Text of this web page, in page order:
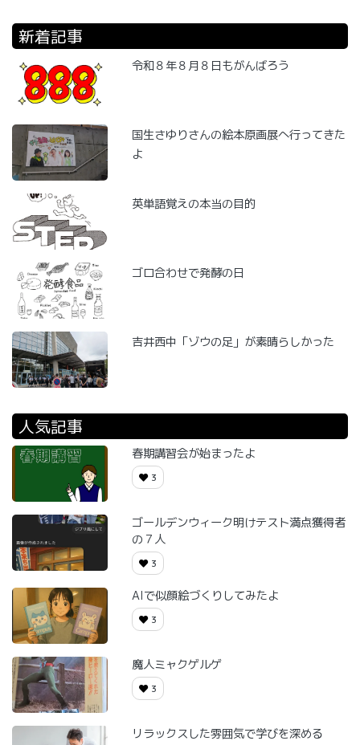
新着記事
令和８年８月８日もがんばろう
国生さゆりさんの絵本原画展へ行ってきた
よ
英単語覚えの本当の目的
ゴロ合わせで発酵の日
吉井西中「ゾウの足」が素晴らしかった
人気記事
春期講習会が始まったよ
3
ゴールデンウィーク明けテスト満点獲得者
の７人
3
AIで似顔絵づくりしてみたよ
3
魔人ミャクゲルゲ
3
リラックスした雰囲気で学びを深める